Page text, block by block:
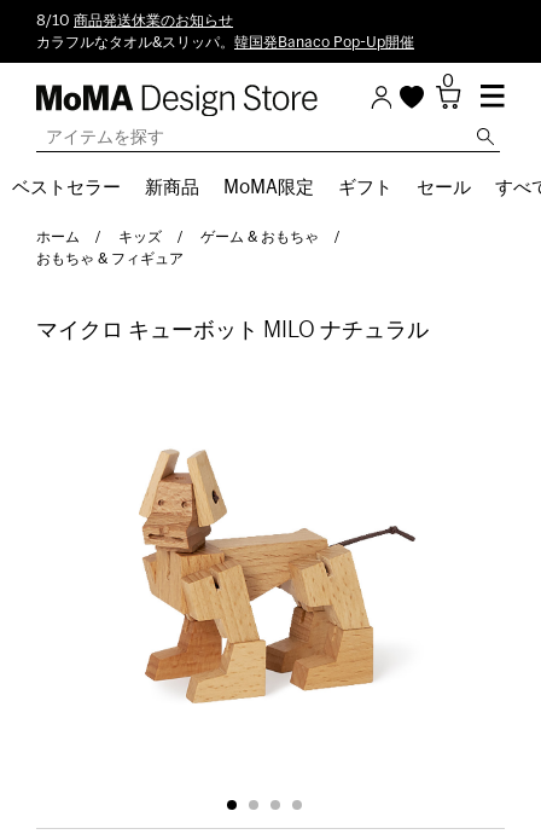
8/10 商品発送休業のお知らせ
カラフルなタオル&スリッパ。 韓国発Banaco Pop-Up開催
0
ベストセラー 新商品 MoMA限定 ギフト セール すべ
ホーム キッズ
ゲーム & おもちゃ
おもちゃ & フィギュア
マイクロ キューボット MILO ナチュラル